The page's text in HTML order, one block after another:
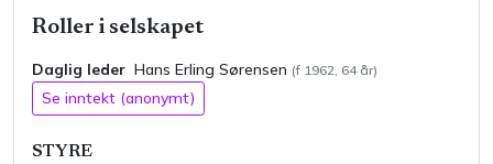
Roller i selskapet
Daglig leder Hans Erling Sørensen (f 1962, 64år)
Se inntekt (anonymt)
STYRE